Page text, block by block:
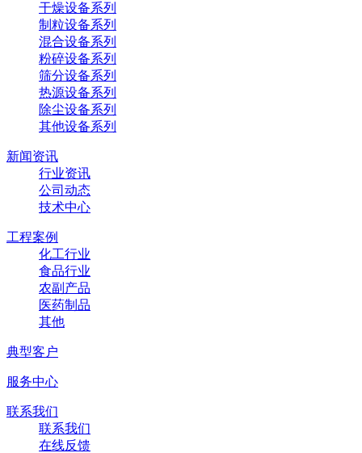
干燥设备系列
制粒设备系列
混合设备系列
粉碎设备系列
筛分设备系列
热源设备系列
除尘设备系列
其他设备系列
新闻资讯
行业资讯
公司动态
技术中心
工程案例
化工行业
食品行业
农副产品
医药制品
其他
典型客户
服务中心
联系我们
联系我们
在线反馈